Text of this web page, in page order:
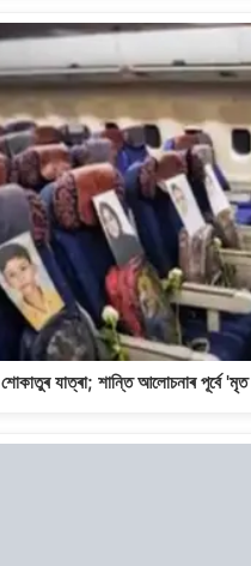
শোকাতুৰ যাত্ৰা; শান্তি আলোচনাৰ পূৰ্বে